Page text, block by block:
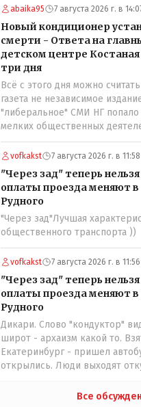
улицы дарить? При СССР что
нехорошее? Ну и сейчас
как-нибудь vofkakst: Где
за возвращение
вернули же историческое
название городишка
abaika95 7 августа 2026 г. в
Новый кондиционер
смерти - Ответа на
детском центре
три дня
Всё с этого дня можно
газета не независимое
"либеральное" СМИ НГ
мелких общественных
Теперь любой активист и
и диктовать условия газете
бомбордируя ее пока та не
надо" определенному кругу
политика, коллектив
значат. Прискорбно и иронично
vofkakst 7 августа 2026 г. в 11:58
"Через зад" теперь
оплаты проезда меняют в
Рудного
"Через зад"Лучшая
общественного транспорта ))
vofkakst 7 августа 2026 г. в 11:56
"Через зад" теперь
оплаты проезда меняют в
Рудного
Дикари. Слово "кондуктор"
широт - архаизм какой то.
Екатеринбург - пришел
открылись. Люди выходят
каждой двери есть
Все